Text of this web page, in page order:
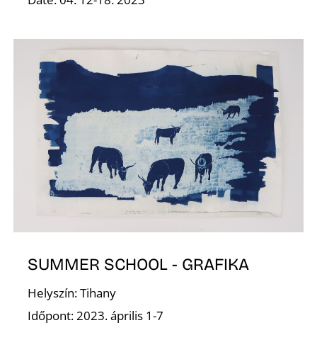
SUMMER SCHOOL - GRAFIKA
Helyszín: Tihany
Időpont: 2023. április 1-7